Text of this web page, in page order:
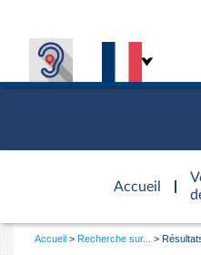
Accueil
d'accueil
Vous
Accueil Recherche sur...